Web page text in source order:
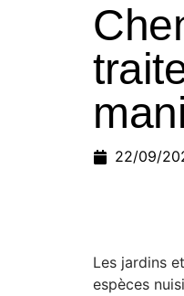
22/09/
Les jardins
espèces